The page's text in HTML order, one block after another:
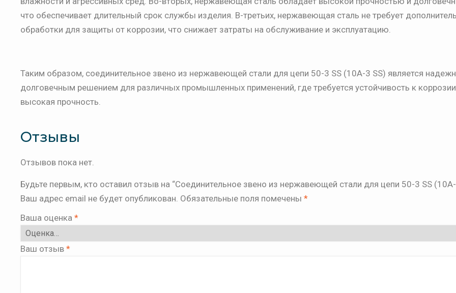
что обеспечивает длительный срок службы изделия. В-третьих, нержавеющая сталь не требует
обработки для защиты от коррозии, что снижает затраты на обслуживание и эксплуатацию.
Таким образом, соединительное звено из нержавеющей стали для цепи 50-3 SS (10A-3 SS) является
долговечным решением для различных промышленных применений, где требуется устойчивость к
высокая прочность.
Отзывы
Отзывов пока нет.
Будьте первым, кто оставил отзыв на “Соединительное звено из нержавеющей стали для цепи 50-3 SS (10A-
Ваш адрес email не будет опубликован. Обязательные поля помечены *
Ваша оценка *
Ваш отзыв *